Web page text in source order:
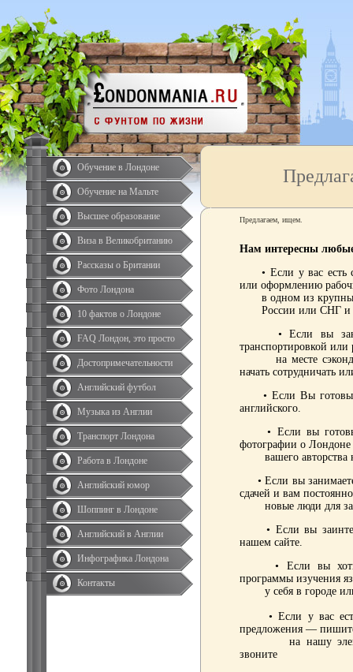
Обучение в Лондоне
Обучение на Мальте
Высшее образование
Виза в Великобританию
Рассказы о Британии
Фото Лондона
10 фактов о Лондоне
FAQ Лондон, это просто
Достопримечательности
Английский футбол
Музыка из Англии
Транспорт Лондона
Работа в Лондоне
Английский юмор
Шоппинг в Лондоне
Английский в Англии
Инфографика Лондона
Контакты
Предлагаем, ищем.
Нам интересны
• Если у вас есть
или оформлению
в одном из
России или СНГ и
• Если вы
транспортировкой или
на месте
начать сотрудничать
• Если Вы готовы
английского.
• Если вы готовы
фотографии о Лондоне
вашего авторства
• Если вы
сдачей и вам
новые люди для
• Если вы
нашем сайте.
• Если вы хотите
программы изучения
у себя в городе
• Если у вас есть
предложения —
на нашу
звоните